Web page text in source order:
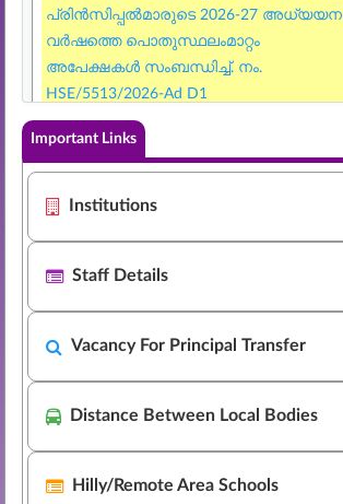
പ്രിൻസിപ്പൽമാരുടെ 2026-27 അധ്യയന
വർഷത്തെ പൊതുസ്ഥലംമാറ്റം
അപേക്ഷകൾ സംബന്ധിച്ച്‌. നം.
HSE/5513/2026-Ad D1
NEW
Circular (07-07-2026): സർക്കാർ
ഹയർസെക്കൻഡറി പ്രിൻസിപ്പൽമാരുടെ
സംബന്ധിച്ച്‌. നം. HSE/5513/2026-Ad D1
തിരുവനന്തപുരം, 29-06-2026
തിരുവനന്തപുരം, 06-06-2026
Important Links
Institutions
Staff Details
Vacancy For Principal Transfer
Distance Between Local Bodies
Hilly/Remote Area Schools